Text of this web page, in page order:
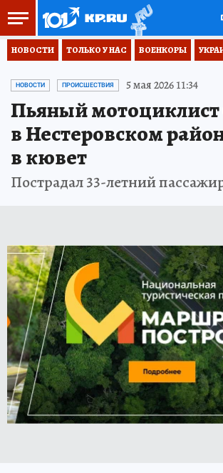
НОВОСТИ ТОЛЬКО У НАС ВОЕНКОРЫ
НОВОСТИ ПРОИСШЕСТВИЯ 5 мая 2026 11:34
Пьяный мотоциклист
в Нестеровском
в кювет
Пострадал 33-летний